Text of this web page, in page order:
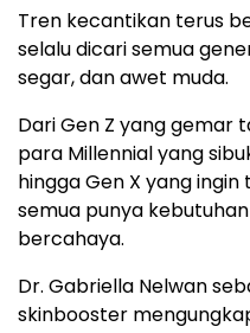
Tren kecantikan terus
selalu dicari semua
segar, dan awet muda.
Dari Gen Z yang gemar
para Millennial yang
hingga Gen X yang
semua punya
bercahaya.
Dr. Gabriella Nelwan
skinbooster